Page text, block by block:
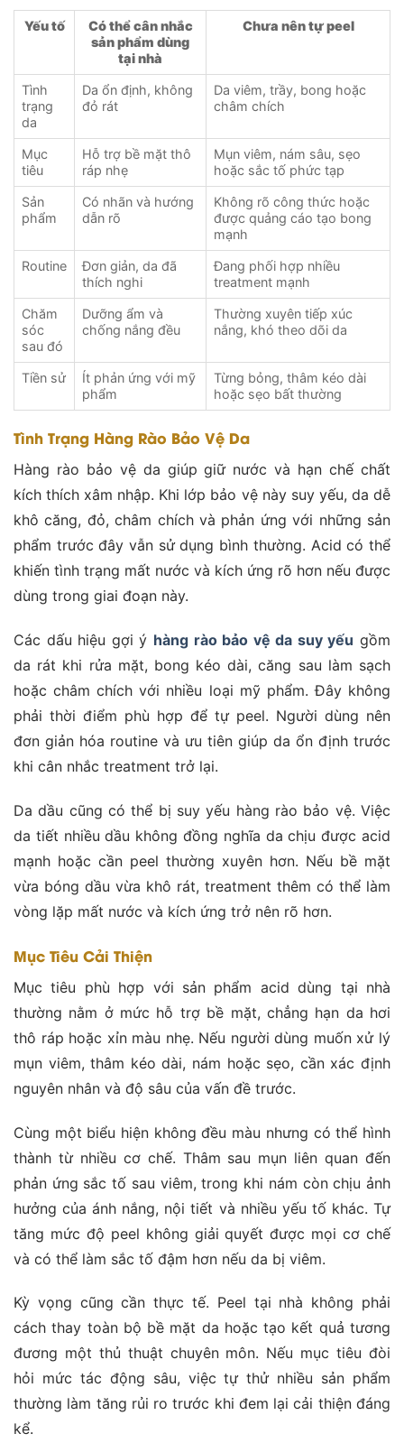
Yếu tố
Có thể cân nhắc
sản phẩm dùng
tại nhà
Chưa nên tự peel
Tình
trạng
da
Da ổn định, không
đỏ rát
Da viêm, trầy, bong hoặc
châm chích
Mục
tiêu
Hỗ trợ bề mặt thô
ráp nhẹ
Mụn viêm, nám sâu, sẹo
hoặc sắc tố phức tạp
Sản
phẩm
Có nhãn và hướng
dẫn rõ
Không rõ công thức hoặc
được quảng cáo tạo bong
mạnh
Routine
Đơn giản, da đã
thích nghi
Đang phối hợp nhiều
treatment mạnh
Chăm
sóc
sau đó
Dưỡng ẩm và
chống nắng đều
Thường xuyên tiếp xúc
nắng, khó theo dõi da
Tiền sử
Ít phản ứng với mỹ
phẩm
Từng bỏng, thâm kéo dài
hoặc sẹo bất thường
Tình Trạng Hàng Rào Bảo Vệ Da
Hàng rào bảo vệ da giúp giữ nước và hạn chế chất
kích thích xâm nhập. Khi lớp bảo vệ này suy yếu, da dễ
khô căng, đỏ, châm chích và phản ứng với những sản
phẩm trước đây vẫn sử dụng bình thường. Acid có thể
khiến tình trạng mất nước và kích ứng rõ hơn nếu được
dùng trong giai đoạn này.
Các dấu hiệu gợi ý hàng rào bảo vệ da suy yếu gồm
da rát khi rửa mặt, bong kéo dài, căng sau làm sạch
hoặc châm chích với nhiều loại mỹ phẩm. Đây không
phải thời điểm phù hợp để tự peel. Người dùng nên
đơn giản hóa routine và ưu tiên giúp da ổn định trước
khi cân nhắc treatment trở lại.
Da dầu cũng có thể bị suy yếu hàng rào bảo vệ. Việc
da tiết nhiều dầu không đồng nghĩa da chịu được acid
mạnh hoặc cần peel thường xuyên hơn. Nếu bề mặt
vừa bóng dầu vừa khô rát, treatment thêm có thể làm
vòng lặp mất nước và kích ứng trở nên rõ hơn.
Mục Tiêu Cải Thiện
Mục tiêu phù hợp với sản phẩm acid dùng tại nhà
thường nằm ở mức hỗ trợ bề mặt, chẳng hạn da hơi
thô ráp hoặc xỉn màu nhẹ. Nếu người dùng muốn xử lý
mụn viêm, thâm kéo dài, nám hoặc sẹo, cần xác định
nguyên nhân và độ sâu của vấn đề trước.
Cùng một biểu hiện không đều màu nhưng có thể hình
thành từ nhiều cơ chế. Thâm sau mụn liên quan đến
phản ứng sắc tố sau viêm, trong khi nám còn chịu ảnh
hưởng của ánh nắng, nội tiết và nhiều yếu tố khác. Tự
tăng mức độ peel không giải quyết được mọi cơ chế
và có thể làm sắc tố đậm hơn nếu da bị viêm.
Kỳ vọng cũng cần thực tế. Peel tại nhà không phải
cách thay toàn bộ bề mặt da hoặc tạo kết quả tương
đương một thủ thuật chuyên môn. Nếu mục tiêu đòi
hỏi mức tác động sâu, việc tự thử nhiều sản phẩm
thường làm tăng rủi ro trước khi đem lại cải thiện đáng
kể.